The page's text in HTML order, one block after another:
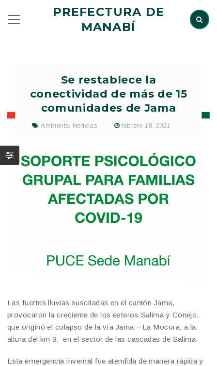
PREFECTURA DE
MANABÍ
Se restablece la
conectividad de más de 15
comunidades de Jama
Ambiente Noticias febrero 18, 2021
Las fuertes lluvias suscitadas en el cantón Jama,
provocaron la creciente de los esteros Salima y Conejo,
que originó el colapso de la vía Jama – La Mocora, a la
altura del km 9, en el sector de las cascadas de Salima.
Esta emergencia invernal fue atendida de manera rápida y